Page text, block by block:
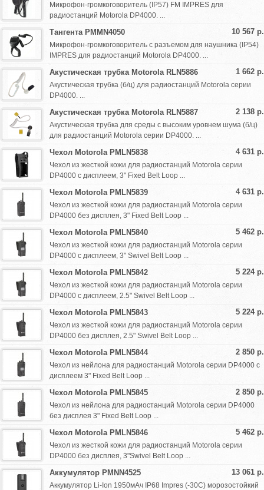
Микрофон-громкоговоритель (IP57) FM IMPRES для
радиостанций Motorola DP4000. ...
10 567 р.
Тангента PMMN4050
Микрофон-громкоговоритель c разъемом для наушника (IP54)
IMPRES для радиостанций Motorola DP4000. ...
1 662 р.
Акустическая трубка Motorola RLN5886
Акустическая трубка (б/ц) для радиостанций Motorola серии
DP4000. ...
2 138 р.
Акустическая трубка Motorola RLN5887
Акустическая трубка для среды с высоким уровнем шума (б/ц)
для радиостанций Motorola серии DP4000. ...
4 631 р.
Чехол Motorola PMLN5838
Чехол из жесткой кожи для радиостанций Motorola серии
DP4000 с дисплеем, 3" Fixed Belt Loop ...
4 631 р.
Чехол Motorola PMLN5839
Чехол из жесткой кожи для радиостанций Motorola серии
DP4000 без дисплея, 3" Fixed Belt Loop ...
5 462 р.
Чехол Motorola PMLN5840
Чехол из жесткой кожи для радиостанций Motorola серии
DP4000 с дисплеем, 3" Swivel Belt Loop ...
5 224 р.
Чехол Motorola PMLN5842
Чехол из жесткой кожи для радиостанций Motorola серии
DP4000 с дисплеем, 2.5" Swivel Belt Loop ...
5 224 р.
Чехол Motorola PMLN5843
Чехол из жесткой кожи для радиостанций Motorola серии
DP4000 без дисплея, 2.5" Swivel Belt Loop ...
2 850 р.
Чехол Motorola PMLN5844
Чехол из нейлона для радиостанций Motorola серии DP4000 с
дисплеем 3" Fixed Belt Loop ...
2 850 р.
Чехол Motorola PMLN5845
Чехол из нейлона для радиостанций Motorola серии DP4000
без дисплея 3" Fixed Belt Loop ...
5 462 р.
Чехол Motorola PMLN5846
Чехол из жесткой кожи для радиостанций Motorola серии
DP4000 без дисплея, 3"Swivel Belt Loop ...
13 061 р.
Аккумулятор PMNN4525
Аккумулятор Li-Ion 1950мАч IP68 Impres (-30C) морозостойкий